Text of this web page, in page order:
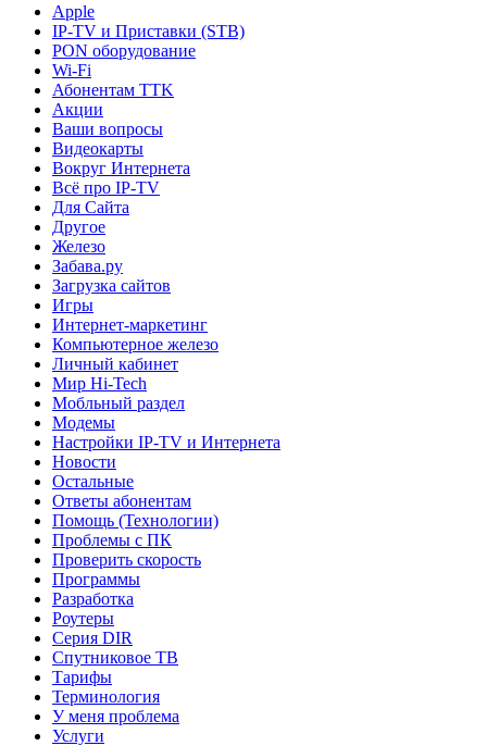
Apple
IP-TV и Приставки (STB)
PON оборудование
Wi-Fi
Абонентам TTK
Акции
Ваши вопросы
Видеокарты
Вокруг Интернета
Всё про IP-TV
Для Сайта
Другое
Железо
Забава.ру
Загрузка сайтов
Игры
Интернет-маркетинг
Компьютерное железо
Личный кабинет
Мир Hi-Tech
Мобльный раздел
Модемы
Настройки IP-TV и Интернета
Новости
Остальные
Ответы абонентам
Помощь (Технологии)
Проблемы с ПК
Проверить скорость
Программы
Разработка
Роутеры
Серия DIR
Спутниковое ТВ
Тарифы
Терминология
У меня проблема
Услуги